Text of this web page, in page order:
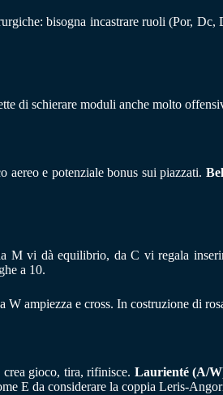
bisogna incastrare ruoli (Por,
di schierare moduli anche molto
e potenziale bonus sui piazzati.
M vi dà equilibrio, da C vi regala
a 10.
ampiezza e cross. In costruzione di
gioco, tira, rifinisce. Laurienté (A/
E da considerare la coppia Leris-